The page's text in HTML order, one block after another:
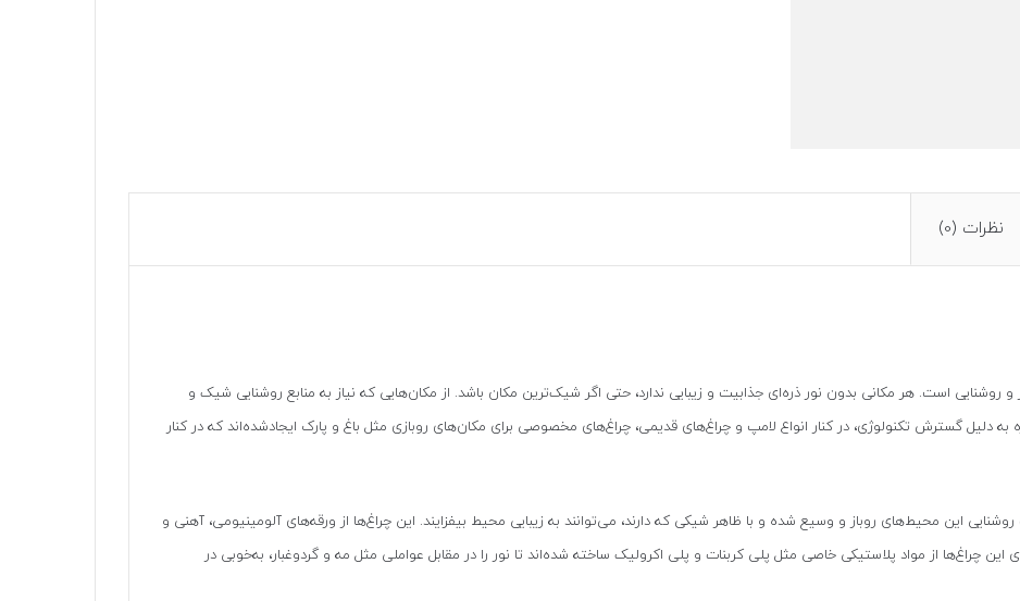
نظرات (0)
و روشنایی است. هر مکانی بدون نور ذره‌ای جذابیت و زیبایی ندارد، حتی اگر شیک‌ترین مکان باشد. از مکان‌هایی که نیاز به منابع روشنایی شیک و
به دلیل گسترش تکنولوژی، در کنار انواع لامپ و چراغ‌های قدیمی، چراغ‌های مخصوصی برای مکان‌های روبازی مثل باغ و پارک ایجادشده‌اند که در کنار
این محیط‌های روباز و وسیع شده و با ظاهر شیکی که دارند، می‌توانند به زیبایی محیط بیفزایند. این چراغ‌ها از ورقه‌های آلومینیومی، آهنی و
چراغ‌ها از مواد پلاستیکی خاصی مثل پلی کربنات و پلی اکرولیک ساخته ‌شده‌اند تا نور را در مقابل عواملی مثل مه و گردوغبار، به‌خوبی در